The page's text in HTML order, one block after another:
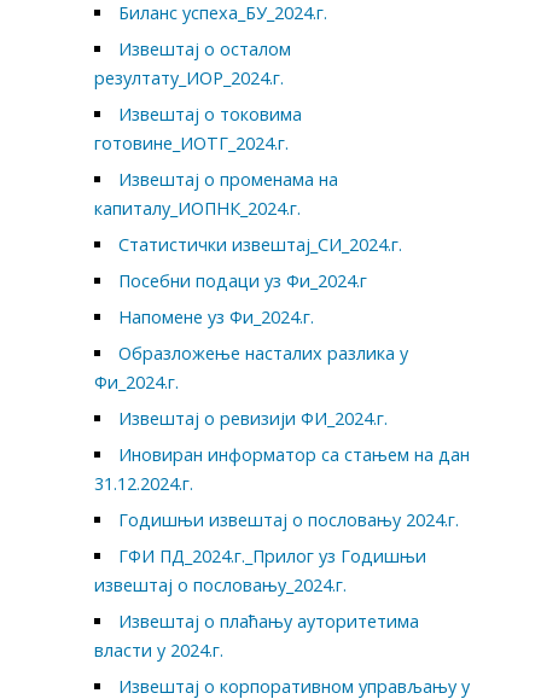
Биланс успеха_БУ_2024.г.
Извештај о осталом
резултату_ИОР_2024.г.
Извештај о токовима
готовине_ИОТГ_2024.г.
Извештај о променама на
капиталу_ИОПНК_2024.г.
Статистички извештај_СИ_2024.г.
Посебни подаци уз Фи_2024.г
Напомене уз Фи_2024.г.
Образложење насталих разлика у
Фи_2024.г.
Извештај о ревизији ФИ_2024.г.
Иновиран информатор са стањем на дан
31.12.2024.г.
Годишњи извештај о пословању 2024.г.
ГФИ ПД_2024.г._Прилог уз Годишњи
извештај о пословању_2024.г.
Извештај о плаћању ауторитетима
власти у 2024.г.
Извештај о корпоративном управљању у